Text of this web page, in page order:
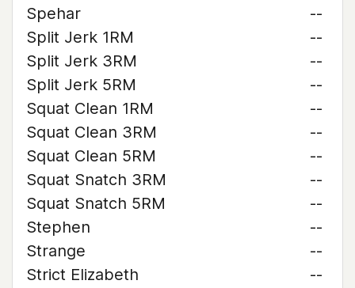
Spehar
--
Split Jerk 1RM
--
Split Jerk 3RM
--
Split Jerk 5RM
--
Squat Clean 1RM
--
Squat Clean 3RM
--
Squat Clean 5RM
--
Squat Snatch 3RM
--
Squat Snatch 5RM
--
Stephen
--
Strange
--
Strict Elizabeth
--